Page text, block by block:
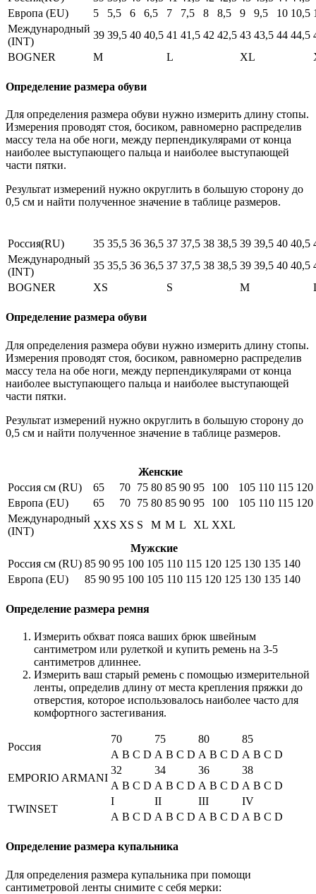
Европа (EU)
5 5,5 6 6,5 7 7,5 8 8,5 9 9,5 10 10,5
Международный
(INT)
39 39,5 40 40,5 41 41,5 42 42,5 43 43,5 44 44,5
BOGNER
M L XL
Определение размера обуви
Для определения размера обуви нужно измерить длину стопы.
Измерения проводят стоя, босиком, равномерно распределив
массу тела на обе ноги, между перпендикулярами от конца
наиболее выступающего пальца и наиболее выступающей
части пятки.
Результат измерений нужно округлить в большую сторону до
0,5 см и найти полученное значение в таблице размеров.
Россия(RU) 35 35,5 36 36,5 37 37,5 38 38,5 39 39,5 40 40,5
Международный
(INT)
35 35,5 36 36,5 37 37,5 38 38,5 39 39,5 40 40,5
BOGNER
XS S M
Определение размера обуви
Для определения размера обуви нужно измерить длину стопы.
Измерения проводят стоя, босиком, равномерно распределив
массу тела на обе ноги, между перпендикулярами от конца
наиболее выступающего пальца и наиболее выступающей
части пятки.
Результат измерений нужно округлить в большую сторону до
0,5 см и найти полученное значение в таблице размеров.
Женские
Россия см (RU)
65 70 75 80 85 90 95 100 105 110 115 120
Европа (EU)
65 70 75 80 85 90 95 100 105 110 115 120
Международный
(INT)
XXS XS S M M L XL XXL
Мужские
Россия см (RU) 85 90 95 100 105 110 115 120 125 130 135 140
Европа (EU)
85 90 95 100 105 110 115 120 125 130 135 140
Определение размера ремня
Измерить обхват пояса ваших брюк швейным
сантиметром или рулеткой и купить ремень на 3-5
сантиметров длиннее.
Измерить ваш старый ремень с помощью измерительной
ленты, определив длину от места крепления пряжки до
отверстия, которое использовалось наиболее часто для
комфортного застегивания.
Россия
70 75 80
85
A B C D A B C D A B C D A B C D
EMPORIO ARMANI
32 34 36
38
A B C D A B C D A B C D A B C D
TWINSET
I II III
IV
A B C D A B C D A B C D A B C D
Определение размера купальника
Для определения размера купальника при помощи
сантиметровой ленты снимите с себя мерки: